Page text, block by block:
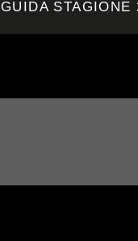
GUIDA STAGIONE